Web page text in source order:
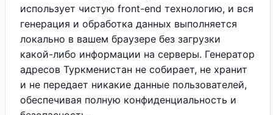
использует чистую front-end технологию, и вся
генерация и обработка данных выполняется
локально в вашем браузере без загрузки
какой-либо информации на серверы. Генератор
адресов Туркменистан не собирает, не хранит
и не передает никакие данные пользователей,
обеспечивая полную конфиденциальность и